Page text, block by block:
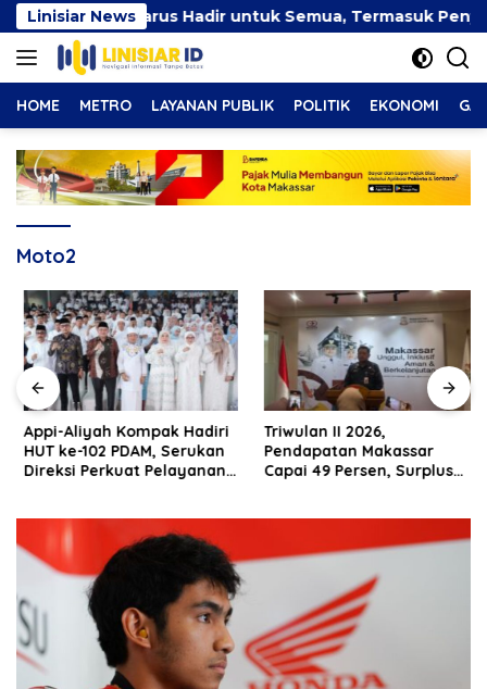
Langsung
ke
konten
Linisiar News
Harus Hadir untuk Semua, Termasuk Penyandang
HOME METRO LAYANAN PUBLIK POLITIK EKONOMI
Moto2
Appi-Aliyah Kompak Hadiri
HUT ke-102 PDAM, Serukan
Direksi Perkuat Pelayanan
Triwulan II 2026,
Pendapatan Makassar
Capai 49 Persen, Surplus